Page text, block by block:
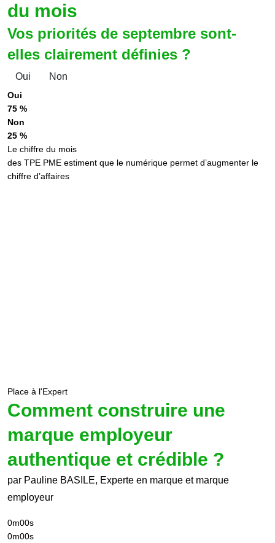
du mois
Vos priorités de septembre sont-
elles clairement définies ?
Oui Non
Oui
75 %
Non
25 %
Le chiffre du mois
des TPE PME estiment que le numérique permet d’augmenter le
chiffre d’affaires
Place à l'Expert
Comment construire une
marque employeur
authentique et crédible ?
par Pauline BASILE, Experte en marque et marque
employeur
0m00s
0m00s